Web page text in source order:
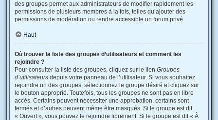
des groupes permet aux administrateurs de modifier rapidement les
permissions de plusieurs membres à la fois, telles qu’ajouter des
permissions de modération ou rendre accessible un forum privé.
Haut
Où trouver la liste des groupes d’utilisateurs et comment les
rejoindre ?
Pour consulter la liste des groupes, cliquez sur le lien Groupes
d’utilisateurs depuis votre panneau de l’utilisateur. Si vous souhaitez
rejoindre un des groupes, sélectionnez le groupe désiré et cliquez sur
le bouton approprié. Toutefois, tous les groupes ne sont pas en libre
accès. Certains peuvent nécessiter une approbation, certains sont
fermés et d’autres peuvent même être masqués. Si le groupe est dit
« Ouvert », vous pouvez le rejoindre librement. Si le groupe est dit « À